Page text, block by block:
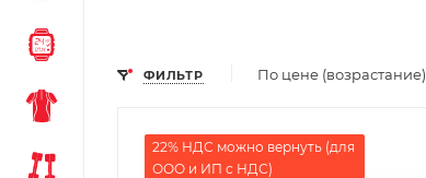
ФИЛЬТР По цене (возрастание)
22% НДС можно вернуть (для
ООО и ИП с НДС)